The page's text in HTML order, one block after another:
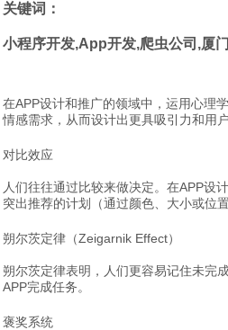
关键词：
小程序开发,App开发,爬虫公司 ,厦
在APP设计和推广的领域中，运用心理
情感需求，从而设计出更具吸引力和用
对比效应
人们往往通过比较来做决定。在APP设
突出推荐的计划（通过颜色、大小或位
朔尔茨定律（Zeigarnik Effect）
朔尔茨定律表明，人们更容易记住未完
APP完成任务。
褒奖系统